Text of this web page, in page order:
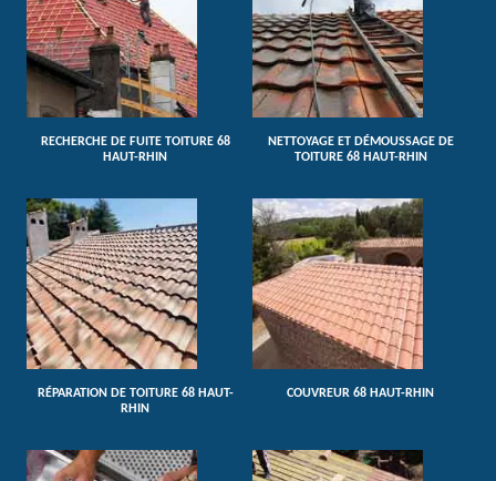
RECHERCHE DE FUITE TOITURE 68
HAUT-RHIN
NETTOYAGE ET DÉMOUSSAGE DE
TOITURE 68 HAUT-RHIN
RÉPARATION DE TOITURE 68 HAUT-
RHIN
COUVREUR 68 HAUT-RHIN